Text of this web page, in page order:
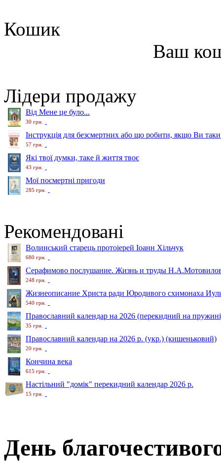
Кошик
Ваш
Лідери продажу
Від Мене це було...
30 грн.
Інструкція для безсмертних або що робити, якщо Ви
57 грн.
Які твої думки, таке й життя твоє
43 грн.
Мої посмертні пригоди
285 грн.
Рекомендовані
Волинський старець протоіерей Іоанн Хільчук
680 грн.
Серафимово послушание. Жизнь и труды
248 грн.
Жизнеописание Христа ради Юродивого схимонаха
540 грн.
Православний календар на 2026 (перекидний на
35 грн.
Православний календар на 2026 р. (укр.) (кишеньковий)
20 грн.
Кончина века
615 грн.
Настільний "домік" перекидний календар 2026 р.
15 грн.
День